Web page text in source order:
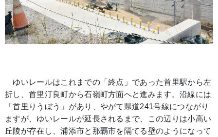
ゆいレールはこれまでの「終点」であった首里駅から左
折し、首里汀良町から石嶺町方面へと進みます。沿線には
「首里りうぼう」があり、やがて県道241号線につながり
ますが、ゆいレールが延長されるまで、この辺りは小高い
丘陵が存在し、浦添市と那覇市を隔てる壁のようになって